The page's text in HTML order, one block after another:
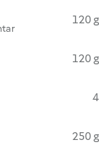
120 g
120 g
4
250 g